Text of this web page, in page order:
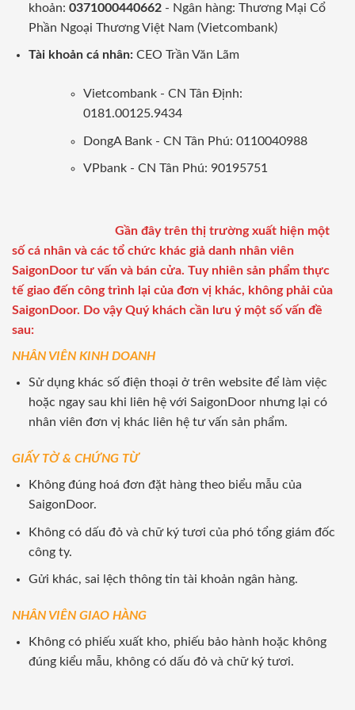
khoản: 0371000440662- Ngân hàng: Thương Mại Cổ
Phần Ngoại Thương Việt Nam (Vietcombank)
Tài khoản cá nhân: CEO Trần Văn Lãm
Vietcombank - CN Tân Định:
0181.00125.9434
DongA Bank - CN Tân Phú: 0110040988
VPbank - CN Tân Phú: 90195751
Gần đây trên thị trường xuất hiện một
số cá nhân và các tổ chức khác giả danh nhân viên
SaigonDoor tư vấn và bán cửa. Tuy nhiên sản phẩm thực
tế giao đến công trình lại của đơn vị khác, không phải của
SaigonDoor. Do vậy Quý khách cần lưu ý một số vấn đề
sau:
NHÂN VIÊN KINH DOANH
Sử dụng khác số điện thoại ở trên website để làm việc
hoặc ngay sau khi liên hệ với SaigonDoor nhưng lại có
nhân viên đơn vị khác liên hệ tư vấn sản phẩm.
GIẤY TỜ & CHỨNG TỪ
Không đúng hoá đơn đặt hàng theo biểu mẫu của
SaigonDoor.
Không có dấu đỏ và chữ ký tươi của phó tổng giám đốc
công ty.
Gửi khác, sai lệch thông tin tài khoản ngân hàng.
NHÂN VIÊN GIAO HÀNG
Không có phiếu xuất kho, phiếu bảo hành hoặc không
đúng kiểu mẫu, không có dấu đỏ và chữ ký tươi.